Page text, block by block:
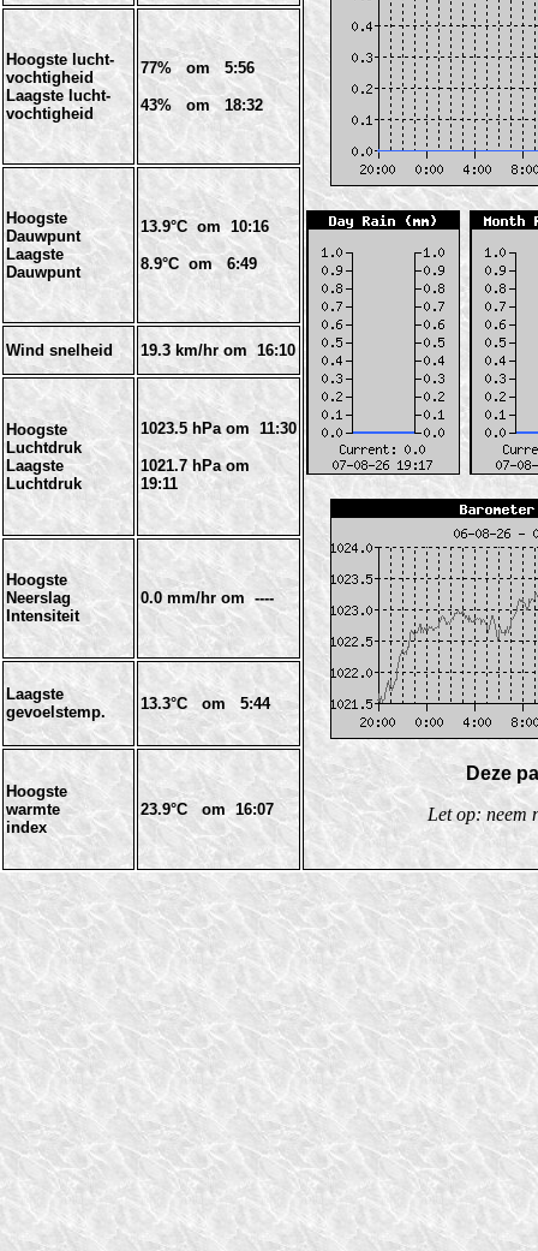
Deze
Let op: neem
Hoogste lucht-
vochtigheid
Laagste lucht-
vochtigheid
77% om 5:56
43% om 18:32
Hoogste
Dauwpunt
Laagste
Dauwpunt
13.9°C om 10:16
8.9°C om 6:49
Wind snelheid 19.3 km/hr om 16:10
Hoogste
Luchtdruk
Laagste
Luchtdruk
1023.5 hPa om 11:30
1021.7 hPa om
19:11
Hoogste
Neerslag
Intensiteit
0.0 mm/hr om ----
Laagste
gevoelstemp.
13.3°C om 5:44
Hoogste
warmte
index
23.9°C om 16:07